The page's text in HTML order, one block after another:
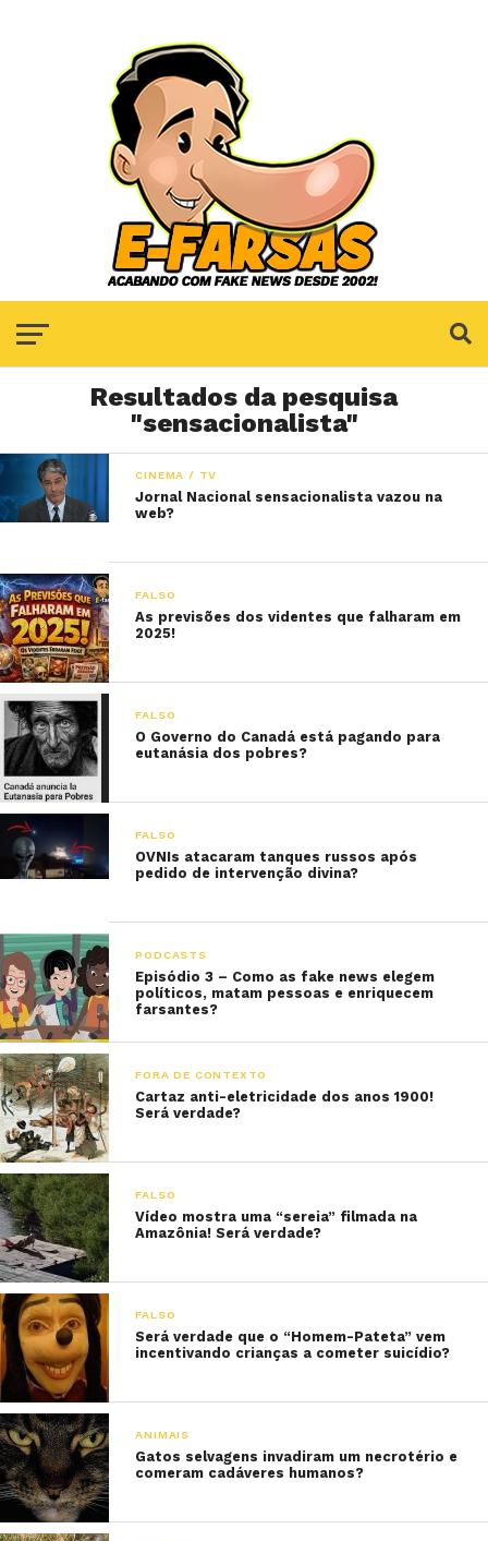
Resultados da pesquisa
"sensacionalista"
CINEMA / TV
Jornal Nacional sensacionalista vazou na
web?
FALSO
As previsões dos videntes que falharam em
2025!
FALSO
O Governo do Canadá está pagando para
eutanásia dos pobres?
FALSO
OVNIs atacaram tanques russos após
pedido de intervenção divina?
PODCASTS
Episódio 3 – Como as fake news elegem
políticos, matam pessoas e enriquecem
farsantes?
FORA DE CONTEXTO
Cartaz anti-eletricidade dos anos 1900!
Será verdade?
FALSO
Vídeo mostra uma “sereia” filmada na
Amazônia! Será verdade?
FALSO
Será verdade que o “Homem-Pateta” vem
incentivando crianças a cometer suicídio?
ANIMAIS
Gatos selvagens invadiram um necrotério e
comeram cadáveres humanos?